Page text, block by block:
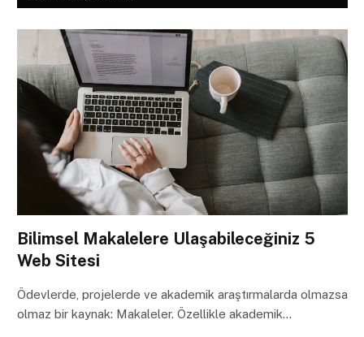
Bilimsel Makalelere Ulaşabileceğiniz 5
Web Sitesi
Ödevlerde, projelerde ve akademik araştırmalarda olmazsa
olmaz bir kaynak: Makaleler. Özellikle akademik…